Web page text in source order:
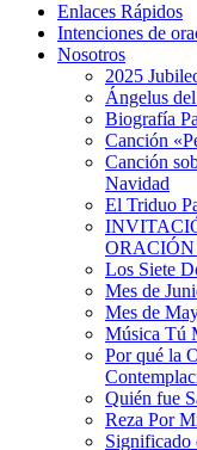
Enlaces Rápidos
Intenciones de
Nosotros
2025
Ángelus
Biografía
Canción
Canción
Navidad
El Triduo
Los Siete
Mes de
Mes de
Música Tú
Por qué la
Quién fue
Reza Por
Significado